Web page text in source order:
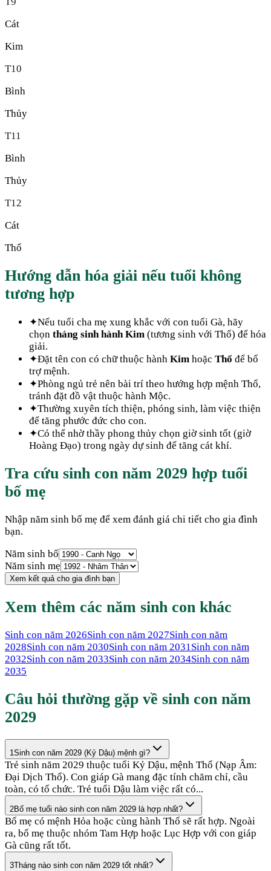
Cát
Kim
T10
Bình
Thủy
T11
Bình
Thủy
T12
Cát
Thổ
Hướng dẫn hóa giải nếu tuổi không
tương hợp
✦Nếu tuổi cha mẹ xung khắc với con tuổi Gà, hãy
chọn tháng sinh hành Kim (tương sinh với Thổ) để hóa
giải.
✦Đặt tên con có chữ thuộc hành Kim hoặc Thổ để bổ
trợ mệnh.
✦Phòng ngủ trẻ nên bài trí theo hướng hợp mệnh Thổ,
tránh đặt đồ vật thuộc hành Mộc.
✦Thường xuyên tích thiện, phóng sinh, làm việc thiện
để tăng phước đức cho con.
✦Có thể nhờ thầy phong thủy chọn giờ sinh tốt (giờ
Hoàng Đạo) trong ngày dự sinh để tăng cát khí.
Tra cứu sinh con năm 2029 hợp tuổi
bố mẹ
Nhập năm sinh bố mẹ để xem đánh giá chi tiết cho gia đình
bạn.
Năm sinh bố
Năm sinh mẹ
Xem kết quả cho gia đình bạn
Xem thêm các năm sinh con khác
Sinh con năm 2026Sinh con năm 2027Sinh con năm
2028Sinh con năm 2030Sinh con năm 2031 Sinh con năm
2032Sinh con năm 2033Sinh con năm 2034Sinh con năm
2035
Câu hỏi thường gặp về sinh con năm
2029
1Sinh con năm 2029 (Kỷ Dậu) mệnh gì?
Trẻ sinh năm 2029 thuộc tuổi Kỷ Dậu, mệnh Thổ (Nạp Âm:
Đại Dịch Thổ). Con giáp Gà mang đặc tính chăm chỉ, cầu
toàn, có tổ chức. Trẻ tuổi Dậu làm việc rất có...
2Bố mẹ tuổi nào sinh con năm 2029 là hợp nhất?
Bố mẹ có mệnh Hỏa hoặc cùng hành Thổ sẽ rất hợp. Ngoài
ra, bố mẹ thuộc nhóm Tam Hợp hoặc Lục Hợp với con giáp
Gà cũng rất tốt.
3Tháng nào sinh con năm 2029 tốt nhất?